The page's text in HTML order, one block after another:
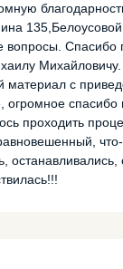
вопросы.
Михайловичу.
материал с
огромное спасибо
проходить